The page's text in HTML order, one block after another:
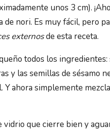
unos 3 cm).
de nori. Es muy fácil, pero
externosde esta receta.
todos los ingredientes:
y las semillas de sésamo
Y ahora simplemente
vidrio que cierre bien y